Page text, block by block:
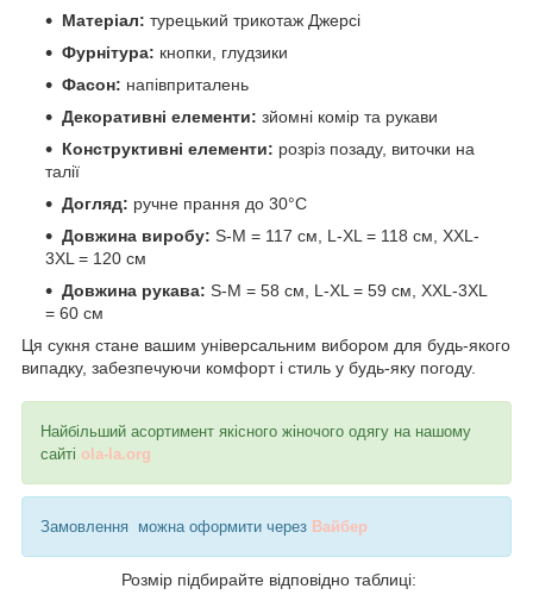
Матеріал: турецький трикотаж Джерсі
Фурнітура: кнопки, глудзики
Фасон: напівприталень
Декоративні елементи: зйомні комір та рукави
Конструктивні елементи: розріз позаду, виточки на
талії
Догляд: ручне прання до 30°C
Довжина виробу: S-M = 117 см, L-XL = 118 см, XXL-
3XL = 120 см
Довжина рукава: S-M = 58 см, L-XL = 59 см, XXL-3XL
= 60 см
Ця сукня стане вашим універсальним вибором для будь-якого
випадку, забезпечуючи комфорт і стиль у будь-яку погоду.
Найбільший асортимент якісного жіночого одягу на нашому
сайті ola-la.org
Замовлення можна оформити через Вайбер
Розмір підбирайте відповідно таблиці: